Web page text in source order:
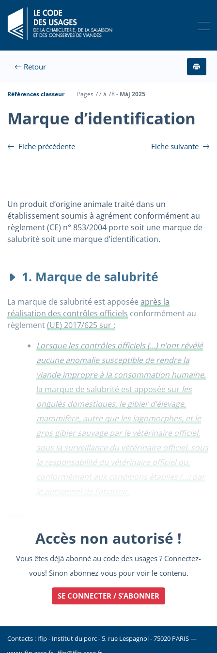
Retour
Références classeur Pages 77 à 78 - Màj 2025
Marque d’identification
Fiche précédente Fiche suivante
Un produit d’origine animale traité dans un
établissement soumis à agrément conformément au
règlement (CE) n° 853/2004 porte soit une marque de
salubrité soit une marque d’identification.
1. Marque de salubrité
La marque de salubrité est apposée après la
réalisation des contrôles officiels conformément au
règlement(UE) 2017/625 sur :
Lorsque les contrôles officiels (…) n’ont révélé
aucune anomalie susceptible de rendre la
viande impropre à la consommation humaine,
la marque de salubrité est apposée sur les
ongulés domestiques, le gibier d’élevage,
mammifère, autre que les lagomorphes, et le
gros gibier sauvage par le vétérinaire officiel,
sous la surveillance du vétérinaire officiel, sous
la responsabilité du vétérinaire officiel ou,
conformément aux conditions établies (…) par
Accès non autorisé !
Vous êtes déjà abonné au code des usages ? Connectez-
vous! Sinon abonnez-vous pour voir le contenu.
SE CONNECTER / S’ABONNER
Contacts : Ifip - Institut du porc - 5, rue Lespagnol - 75020 PARIS —